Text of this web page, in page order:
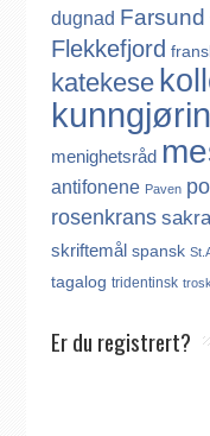
dugnad Farsund
Flekkefjord
katekese
menighetsråd
antifonene Paven
rosenkrans
skriftemål spansk
tagalog tridentinsk
Er du registrert?